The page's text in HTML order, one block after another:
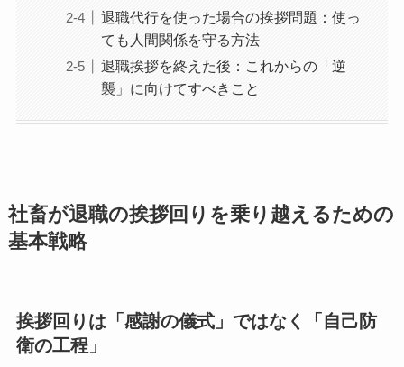
退職代行を使った場合の挨拶問題：使っ
ても人間関係を守る方法
退職挨拶を終えた後：これからの「逆
襲」に向けてすべきこと
社畜が退職の挨拶回りを乗り越えるための
基本戦略
挨拶回りは「感謝の儀式」ではなく「自己防
衛の工程」